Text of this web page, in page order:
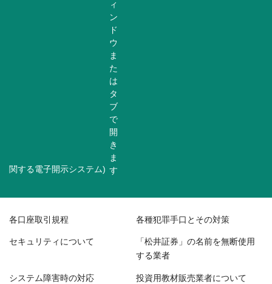
関する電子開示システム)
各口座取引規程 各種犯罪手口とその対策
セキュリティについて 「松井証券」の名前を無断使用
する業者
システム障害時の対応 投資用教材販売業者について